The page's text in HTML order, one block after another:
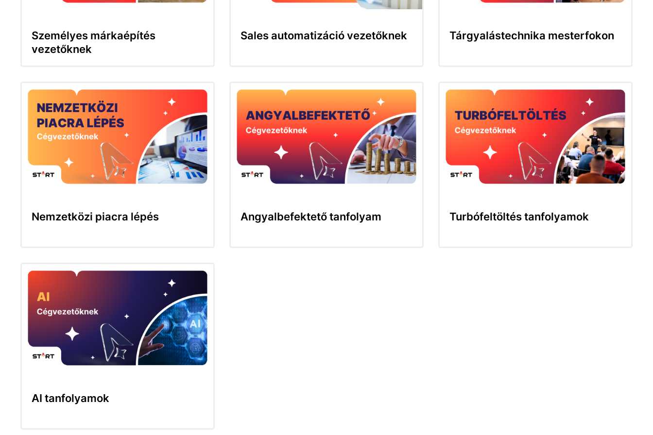
Személyes márkaépítés
vezetőknek
Sales automatizáció vezetőknek Tárgyalástechnika mesterfokon
Nemzetközi piacra lépés Angyalbefektető tanfolyam Turbófeltöltés tanfolyamok
AI tanfolyamok